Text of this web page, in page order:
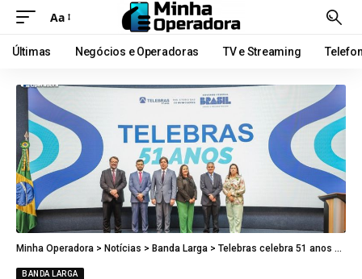
Aa
Últimas Negócios e Operadoras TV e Streaming
Minha Operadora > Notícias > Banda Larga > Telebras celebra 51 anos e MCom destaca iniciativas de inclusão social
BANDA LARGA